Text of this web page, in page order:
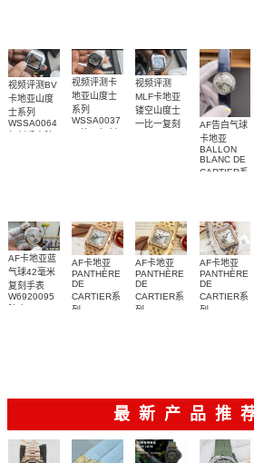
视频评测BV
卡地亚山度
士系列
WSSA0064
视频评测卡
地亚山度士
系列
WSSA0037
视频评测
MLF卡地亚
镂空山度士
一比一复刻
AF告白气球
卡地亚
BALLON
BLANC DE
CARTIER系
AF卡地亚蓝
气球42毫米
复刻手表
W6920095
AF卡地亚
PANTHÈRE
DE
CARTIER系
列
AF卡地亚
PANTHÈRE
DE
CARTIER系
列
AF卡地亚
PANTHÈRE
DE
CARTIER系
列
最新产品推